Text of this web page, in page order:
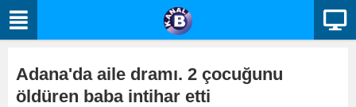
Adana'da aile dramı. 2 çocuğunu
öldüren baba intihar etti